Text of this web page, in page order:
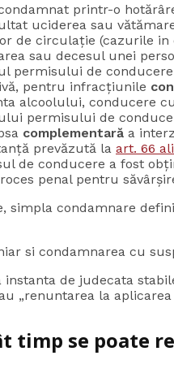
printr-o
uciderea sau
de circulație (cazurile in
sau decesul unei
permisului de
pentru infracțiunile
alcoolului, conducere
permisului de
complementară a
prevăzută la art. 66
de conducere a fost
penal pentru
simpla condamnare
si condamnarea cu
instanta de judecata
„renuntarea la
timp se poate